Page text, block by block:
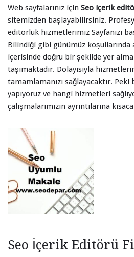
Web sayfalarınız için Seo içerik
sitemizden başlayabilirsiniz.
editörlük hizmetlerimiz Sayfanızı
Bilindiği gibi günümüz
içerisinde doğru bir şekilde yer
taşımaktadır. Dolayısıyla
tamamlamanızı sağlayacaktır.
yapıyoruz ve hangi hizmetleri
çalışmalarımızın ayrıntılarına
Seo İçerik Editörü